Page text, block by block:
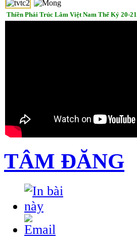
Thiền Phái Trúc Lâm Việt Nam Thế Kỷ 20-21
TÂM ĐĂNG